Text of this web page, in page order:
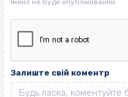
Залиште свій коментр